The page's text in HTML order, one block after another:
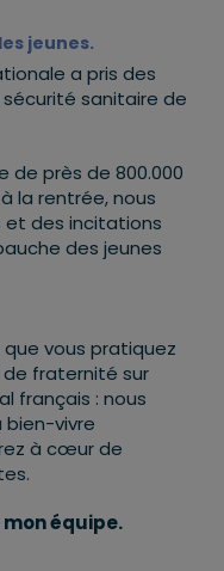
jeunes.
a pris des
sanitaire de
de près de 800.000
la rentrée, nous
et des incitations
des jeunes
vous pratiquez
fraternité sur
français : nous
bien-vivre
à cœur de
équipe.